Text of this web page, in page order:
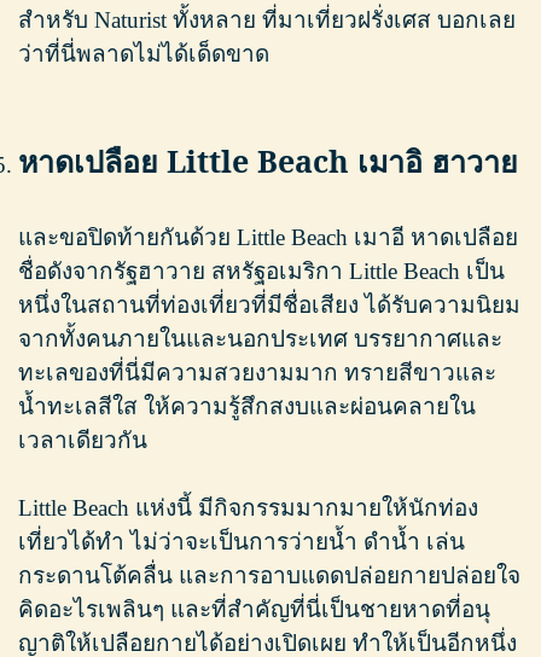
สำหรับ Naturist ทั้งหลาย ที่มาเที่ยวฝรั่งเศส บอกเลย
ว่าที่นี่พลาดไม่ได้เด็ดขาด
หาดเปลือย Little Beach เมาอิ ฮาวาย
และขอปิดท้ายกันด้วย Little Beach เมาอี หาดเปลือย
ชื่อดังจากรัฐฮาวาย สหรัฐอเมริกา Little Beach เป็น
หนึ่งในสถานที่ท่องเที่ยวที่มีชื่อเสียง ได้รับความนิยม
จากทั้งคนภายในและนอกประเทศ บรรยากาศและ
ทะเลของที่นี่มีความสวยงามมาก ทรายสีขาวและ
น้ำทะเลสีใส ให้ความรู้สึกสงบและผ่อนคลายใน
เวลาเดียวกัน
Little Beach แห่งนี้ มีกิจกรรมมากมายให้นักท่อง
เที่ยวได้ทำ ไม่ว่าจะเป็นการว่ายน้ำ ดำน้ำ เล่น
กระดานโต้คลื่น และการอาบแดดปล่อยกายปล่อยใจ
คิดอะไรเพลินๆ และที่สำคัญที่นี่เป็นชายหาดที่อนุ
ญาติให้เปลือยกายได้อย่างเปิดเผย ทำให้เป็นอีกหนึ่ง